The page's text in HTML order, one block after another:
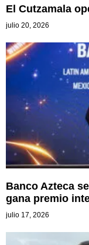
El Cutzamala
julio 20, 2026
Banco Azteca
gana premio
julio 17, 2026